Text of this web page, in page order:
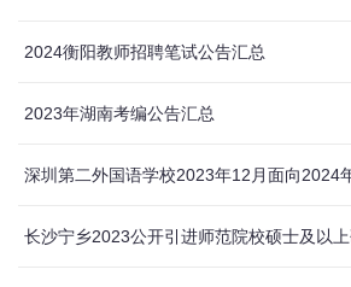
2024衡阳教师招聘笔试公告汇总
2023年湖南考编公告汇总